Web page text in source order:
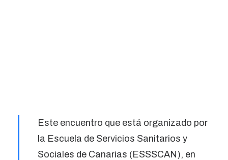
Este encuentro que está organizado por
la Escuela de Servicios Sanitarios y
Sociales de Canarias (ESSSCAN), en